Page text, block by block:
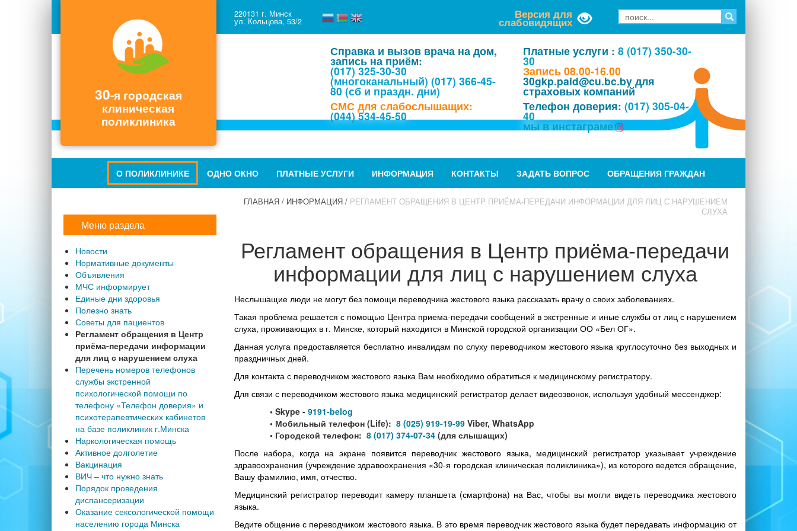
220131 г. Минск
ул. Кольцова, 53/2
Версия для
слабовидящих
Справка и вызов врача на дом,
запись на приём:
(017) 325-30-30
(многоканальный) (017) 366-45-
80 (сб и праздн. дни)
СМС для слабослышащих:
(044) 534-45-50
Платные услуги : 8 (017) 350-30-
30
Запись 08.00-16.00
30gkp.paid@cu.bc.by для
страховых компаний
Телефон доверия: (017) 305-04-
40
мы в инстаграме
30-я городская
клиническая
поликлиника
О ПОЛИКЛИНИКЕ ОДНО ОКНО ПЛАТНЫЕ УСЛУГИ ИНФОРМАЦИЯ КОНТАКТЫ ЗАДАТЬ ВОПРОС ОБРАЩЕНИЯ ГРАЖДАН
ГЛАВНАЯ / ИНФОРМАЦИЯ / РЕГЛАМЕНТ ОБРАЩЕНИЯ В ЦЕНТР ПРИЁМА-ПЕРЕДАЧИ ИНФОРМАЦИИ ДЛЯ ЛИЦ С НАРУШЕНИЕМ
СЛУХА
Регламент обращения в Центр приёма-передачи
информации для лиц с нарушением слуха
Неслышащие люди не могут без помощи переводчика жестового языка рассказать врачу о своих заболеваниях.
Такая проблема решается с помощью Центра приема-передачи сообщений в экстренные и иные службы от лиц с нарушением
слуха, проживающих в г. Минске, который находится в Минской городской организации ОО «Бел ОГ».
Данная услуга предоставляется бесплатно инвалидам по слуху переводчиком жестового языка круглосуточно без выходных и
праздничных дней.
Для контакта с переводчиком жестового языка Вам необходимо обратиться к медицинскому регистратору.
Для связи с переводчиком жестового языка медицинский регистратор делает видеозвонок, используя удобный мессенджер:
• Skype - 9191-belog
• Мобильный телефон (Life): 8 (025) 919-19-99Viber, WhatsApp
• Городской телефон: 8 (017) 374-07-34(для слышащих)
После набора, когда на экране появится переводчик жестового языка, медицинский регистратор указывает учреждение
здравоохранения (учреждение здравоохранения «30-я городская клиническая поликлиника»), из которого ведется обращение,
Вашу фамилию, имя, отчество.
Медицинский регистратор переводит камеру планшета (смартфона) на Вас, чтобы вы могли видеть переводчика жестового
языка.
Ведите общение с переводчиком жестового языка. В это время переводчик жестового языка будет передавать информацию от
Меню раздела
Новости
Нормативные документы
Объявления
МЧС информирует
Единые дни здоровья
Полезно знать
Советы для пациентов
Регламент обращения в Центр
приёма-передачи информации
для лиц с нарушением слуха
Перечень номеров телефонов
службы экстренной
психологической помощи по
телефону «Телефон доверия» и
психотерапевтических кабинетов
на базе поликлиник г.Минска
Наркологическая помощь
Активное долголетие
Вакцинация
ВИЧ – что нужно знать
Порядок проведения
диспансеризации
Оказание сексологической помощи
населению города Минска